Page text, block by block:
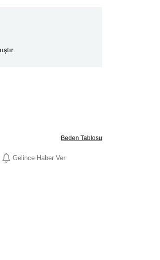
Beden Tablosu
Gelince Haber Ver